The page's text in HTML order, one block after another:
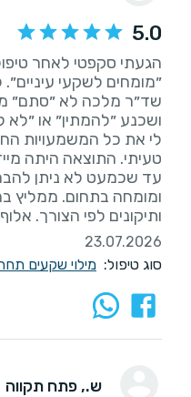
5.0
הגעתי סקפטי לאחר
״מומחים לשקעי עיניים״.
שד״ר מלכה לא ״סתם״
ושכנע ״להמתין״ או
לי את כל המשמעויות
טעיתי. התוצאה היתה
עד שכמעט לא ניתן
ומומחה בתחום. ממליץ
ותיקונים לפי הצורך.
23.07.2026
סוג טיפול: מילוי שקעים
ש., פתח תקווה